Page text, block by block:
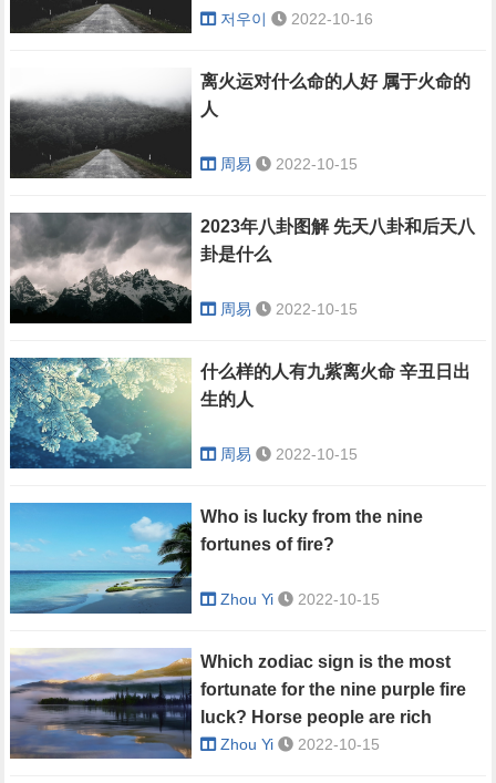
저우이 2022-10-16
离火运对什么命的人好 属于火命的
人
周易 2022-10-15
2023年八卦图解 先天八卦和后天八
卦是什么
周易 2022-10-15
什么样的人有九紫离火命 辛丑日出
生的人
周易 2022-10-15
Who is lucky from the nine
fortunes of fire?
Zhou Yi 2022-10-15
Which zodiac sign is the most
fortunate for the nine purple fire
luck? Horse people are rich
Zhou Yi 2022-10-15